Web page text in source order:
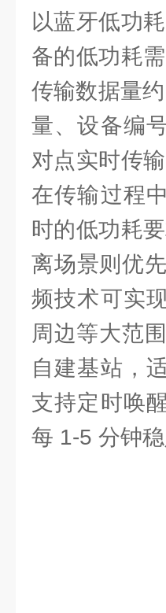
以蓝牙低功
备的低功耗
传输数据量
量、设备编
对点实时传
在传输过程
时的低功耗
离场景则优
频技术可实
周边等大范
自建基站，
支持定时唤
每 1-5 分钟稳